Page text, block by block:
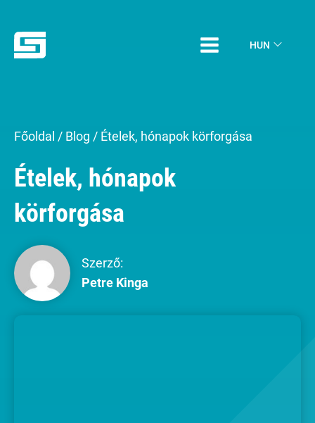
HUN
Főoldal / Blog / Ételek, hónapok körforgása
Ételek, hónapok
körforgása
Szerző:
Petre Kinga